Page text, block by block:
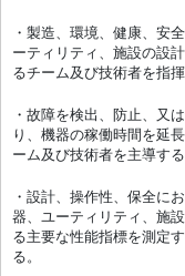
・製造、環境、健康、安
ーティリティ、施設の設
るチーム及び技術者を指揮
・故障を検出、防止、又
り、機器の稼働時間を延
ーム及び技術者を主導する
・設計、操作性、保全に
器、ユーティリティ、施
る主要な性能指標を測定
る。